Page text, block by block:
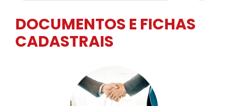
DOCUMENTOS E FICHAS
CADASTRAIS